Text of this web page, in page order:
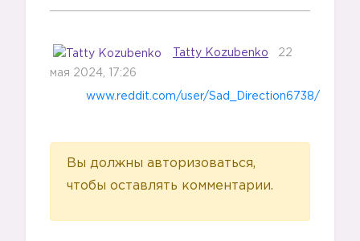
Tatty Kozubenko 22
мая 2024, 17:26
www.reddit.com/user/Sad_Direction6738/
Вы должны авторизоваться,
чтобы оставлять комментарии.